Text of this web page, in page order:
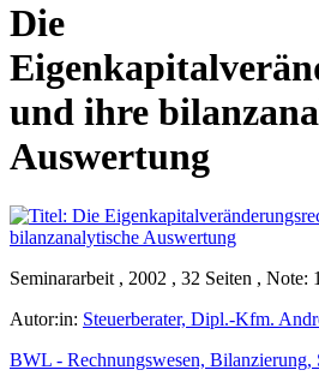
Die
und ihre
Auswertung
Seminararbeit , 2002 , 32 Seiten , Note:
Autor:in: Steuerberater, Dipl.-Kfm.
BWL - Rechnungswesen, Bilanzierung,